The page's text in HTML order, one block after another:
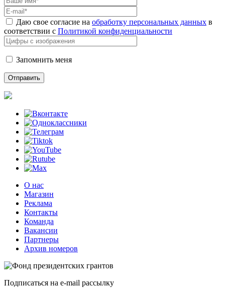
Даю свое согласие на обработку персональных данных в
соответствии с Политикой конфиденциальности
Запомнить меня
О нас
Магазин
Реклама
Контакты
Команда
Вакансии
Партнеры
Архив номеров
Подписаться на e-mail рассылку